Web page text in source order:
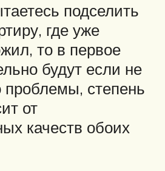
подселить
где уже
то в первое
будут если не
проблемы, степень
от
качеств обоих